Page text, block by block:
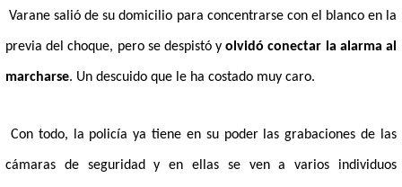
Varane salió de su domicilio para concentrarse con el blanco en la
previa del choque, pero se despistó yolvidó conectar la alarma al
marcharse. Un descuido que le ha costado muy caro.
Con todo, la policía ya tiene en su poder las grabaciones de las
cámaras de seguridad yen ellas se ven a varios individuos